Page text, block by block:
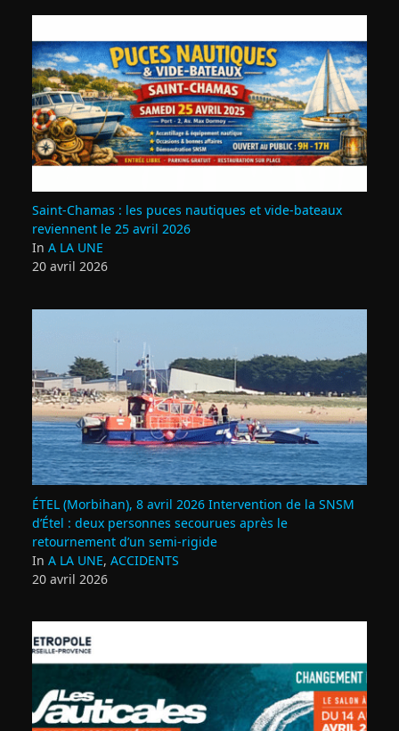
Saint‑Chamas : les puces nautiques et vide‑bateaux
reviennent le 25 avril 2026
In A LA UNE
20 avril 2026
ÉTEL (Morbihan), 8 avril 2026 Intervention de la SNSM
d’Étel : deux personnes secourues après le
retournement d’un semi‑rigide
In A LA UNE, ACCIDENTS
20 avril 2026